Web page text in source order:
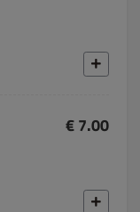
€ 7.00